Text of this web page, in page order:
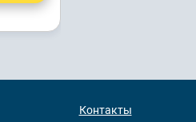
Контакты